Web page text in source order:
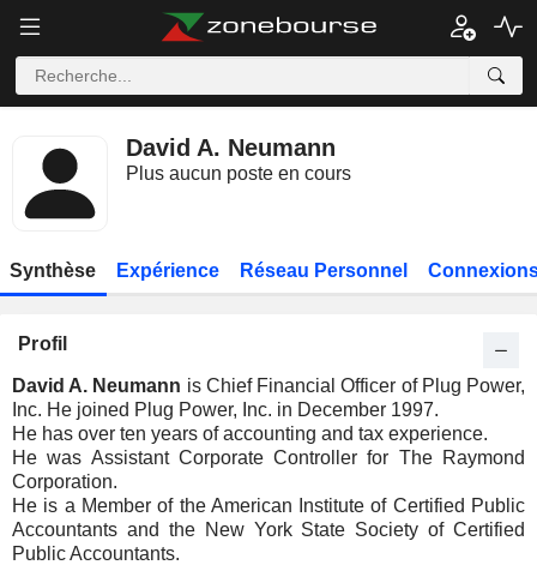
David A. Neumann
Plus aucun poste en cours
Synthèse Expérience Réseau Personnel
Profil
David A. Neumann is Chief Financial Officer of Plug Power,
Inc. He joined Plug Power, Inc. in December 1997.
He has over ten years of accounting and tax experience.
He was Assistant Corporate Controller for The Raymond
Corporation.
He is a Member of the American Institute of Certified Public
Accountants and the New York State Society of Certified
Public Accountants.